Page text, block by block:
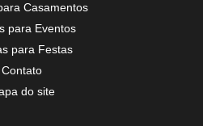
Casamentos
para Eventos
para Festas
Contato
do site